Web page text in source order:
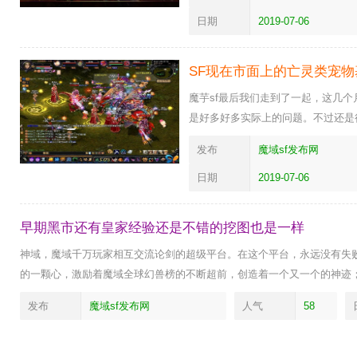
日期 2019-07-06
SF现在市面上的亡灵类宠
魔芋sf最后我们走到了一起，这几
是好多好多实际上的问题。不过还
发布 魔域sf发布网
日期 2019-07-06
早期黑市还有皇家经验还是不错的挖图也是一样
神域，魔域千万玩家相互交流论剑的超级平台。在这个平台，永远没有
的一颗心，激励着魔域全球幻兽榜的不断超前，创造着一个又一个的神
发布 魔域sf发布网 人气 58